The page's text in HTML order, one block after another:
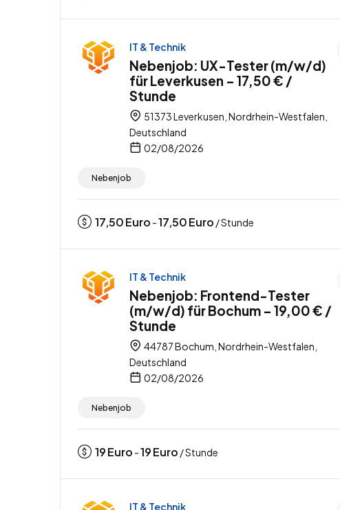
IT & Technik
Nebenjob: UX-Tester (m/w/d)
für Leverkusen – 17,50 € /
Stunde
51373 Leverkusen, Nordrhein-Westfalen,
Deutschland
02/08/2026
Nebenjob
17,50Euro -17,50Euro / Stunde
IT & Technik
Nebenjob: Frontend-Tester
(m/w/d) für Bochum – 19,00 € /
Stunde
44787 Bochum, Nordrhein-Westfalen,
Deutschland
02/08/2026
Nebenjob
19Euro -19Euro / Stunde
IT & Technik